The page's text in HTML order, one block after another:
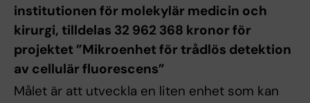
institutionen för molekylär medicin och
kirurgi, tilldelas 32 962 368 kronor för
projektet ”Mikroenhet för trådlös detektion
av cellulär fluorescens”
Målet är att utveckla en liten enhet som kan